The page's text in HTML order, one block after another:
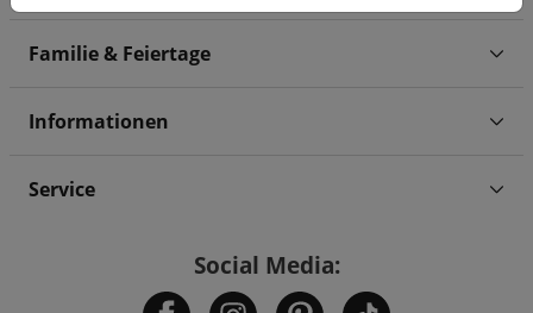
Familie & Feiertage
Informationen
Service
Social Media: